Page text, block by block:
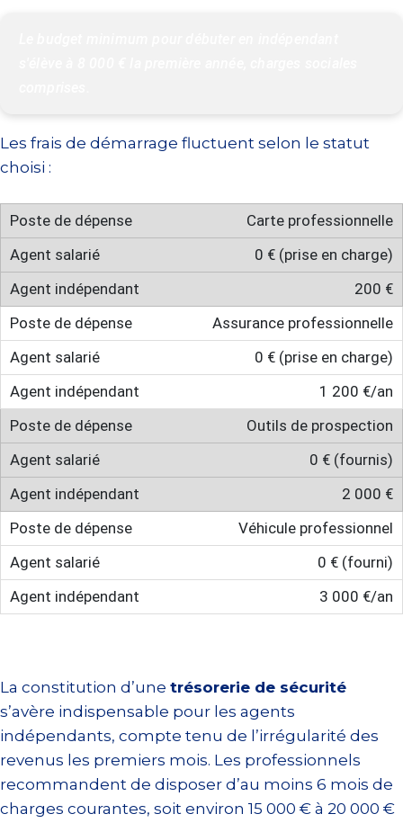
Les frais de démarrage fluctuent selon le statut
choisi :
Carte professionnelle
0 € (prise en charge)
200 €
Assurance professionnelle
0 € (prise en charge)
1 200 €/an
Outils de prospection
0 € (fournis)
2 000 €
Véhicule professionnel
0 € (fourni)
3 000 €/an
La constitution d’une trésorerie de sécurité
s’avère indispensable pour les agents
indépendants, compte tenu de l’irrégularité des
revenus les premiers mois. Les professionnels
recommandent de disposer d’au moins 6 mois de
charges courantes, soit environ 15 000 € à 20 000 €